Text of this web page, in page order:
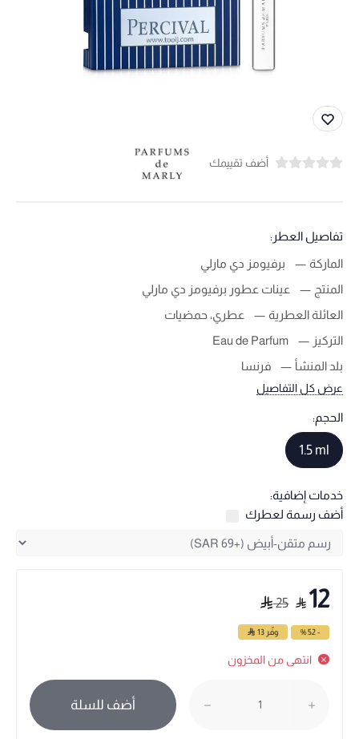
أضف تقييمك
تفاصيل العطر:
الماركة
برفيومز دي مارلي
المنتج
عينات عطور برفيومز دي مارلي
العائلة العطرية
عطري، حمضيات
التركيز
Eau de Parfum
بلد المنشأ
فرنسا
عرض كل التفاصيل
الحجم:
1.5 ml
خدمات إضافية:
أضف رسمة لعطرك
12
25
- 52 % وفّر 13
انتهى من المخزون
أضف للسلة